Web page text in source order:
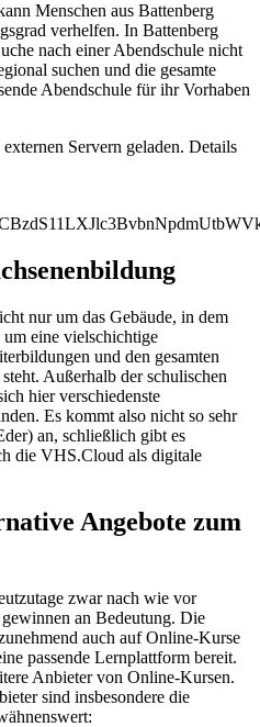
Menschen aus Battenberg
verhelfen. In Battenberg
nach einer Abendschule nicht
suchen und die gesamte
Abendschule für ihr Vorhaben
Servern geladen. Details
nur um das Gebäude, in dem
eine vielschichtige
und den gesamten
Außerhalb der schulischen
hier verschiedenste
Es kommt also nicht so sehr
an, schließlich gibt es
die VHS.Cloud als digitale
Angebote zum
zwar nach wie vor
an Bedeutung. Die
auch auf Online-Kurse
passende Lernplattform bereit.
Anbieter von Online-Kursen.
sind insbesondere die